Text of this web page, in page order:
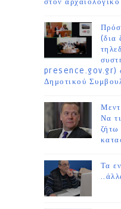
(δια
presence.gov.gr)
Δημοτικού
Να
ζήτω
Τα